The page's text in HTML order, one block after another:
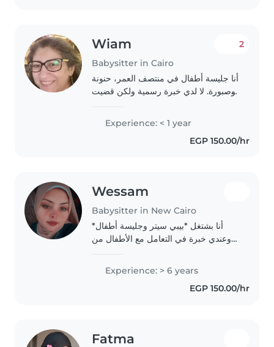
Wiam
Babysitter in Cairo
2
أنا جليسة أطفال في منتصف العمر، حنونة
وصبورة. لا لدي خبرة رسمية ولكن قضيت
السنوات الماضية. أنا أحب التعامل مع
الأطفال من جميع الأعمار - من الرضع
Experience: < 1 year
EGP 150.00/hr
Wessam
Babysitter in New Cairo
أنا بشتغل *بيبي سيتر وجليسة أطفال*
وعندي خبرة في التعامل مع الأطفال من
وصبر، وبخلي بالي من أكلهم ونومهم
Experience: > 6 years
EGP 150.00/hr
Fatma